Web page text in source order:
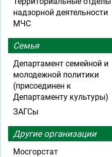
надзорной деятельности
МЧС
Семья
Департамент семейной и
молодежной политики
(присоединен к
Департаменту культуры)
ЗАГСы
Другие организации
Мосгорстат